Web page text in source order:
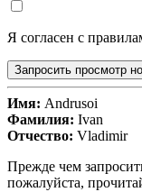
Я согласен с
Запросить просмотр
Имя: Andrusoi
Фамилия: Ivan
Отчество: Vladimir
Прежде чем
пожалуйста,